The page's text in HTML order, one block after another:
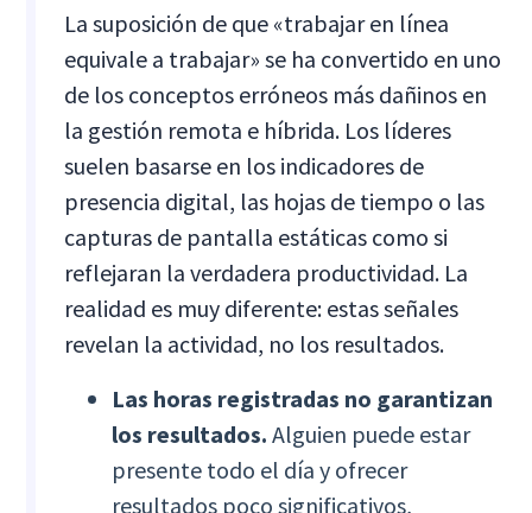
La suposición de que «trabajar en línea
equivale a trabajar» se ha convertido en uno
de los conceptos erróneos más dañinos en
la gestión remota e híbrida. Los líderes
suelen basarse en los indicadores de
presencia digital, las hojas de tiempo o las
capturas de pantalla estáticas como si
reflejaran la verdadera productividad. La
realidad es muy diferente: estas señales
revelan la actividad, no los resultados.
Las horas registradas no garantizan
los resultados. Alguien puede estar
presente todo el día y ofrecer
resultados poco significativos,